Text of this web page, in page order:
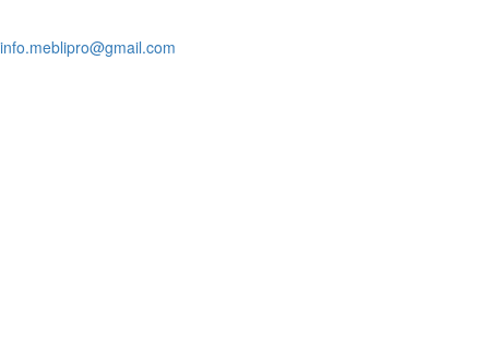
info.meblipro@gmail.com